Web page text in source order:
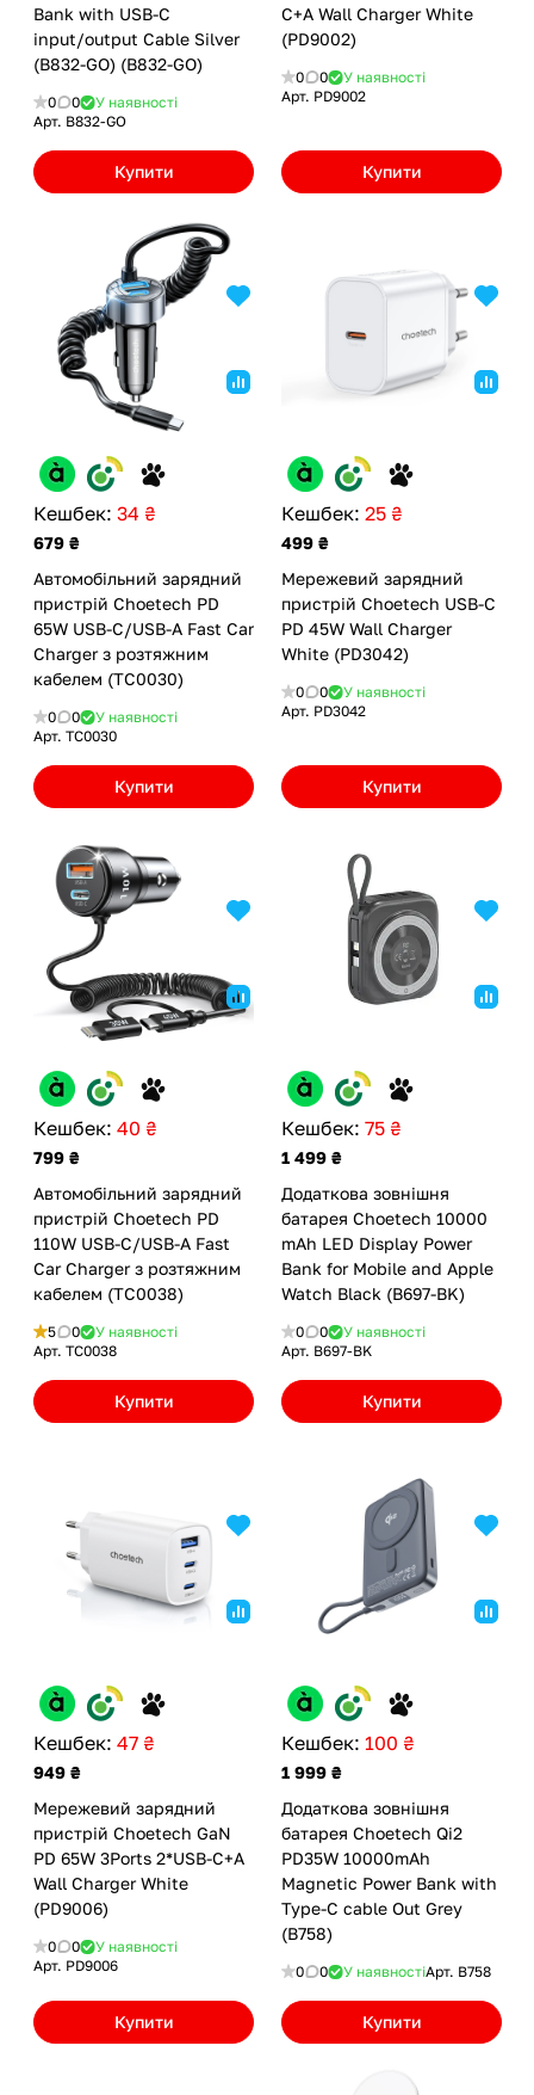
Bank with USB-C
input/output Cable Silver
(B832-GO) (B832-GO)
0 0
У наявності
Арт. B832-GO
Купити
C+A Wall Charger White
(PD9002)
0 0
У наявності
Арт. PD9002
Купити
Кешбек: 34 ₴
679 ₴
Автомобільний зарядний
пристрій Choetech PD
65W USB-C/USB-A Fast Car
Charger з розтяжним
кабелем (TC0030)
0 0
У наявності
Арт. TC0030
Купити
Кешбек: 25 ₴
499 ₴
Мережевий зарядний
пристрій Choetech USB-C
PD 45W Wall Charger
White (PD3042)
0 0
У наявності
Арт. PD3042
Купити
Кешбек: 40 ₴
799 ₴
Автомобільний зарядний
пристрій Choetech PD
110W USB-C/USB-A Fast
Car Charger з розтяжним
кабелем (TC0038)
5 0
У наявності
Арт. TC0038
Купити
Кешбек: 75 ₴
1 499 ₴
Додаткова зовнішня
батарея Choetech 10000
mAh LED Display Power
Bank for Mobile and Apple
Watch Black (B697-BK)
0 0
У наявності
Арт. B697-BK
Купити
Кешбек: 47 ₴
949 ₴
Мережевий зарядний
пристрій Choetech GaN
PD 65W 3Ports 2*USB-C+A
Wall Charger White
(PD9006)
0 0
У наявності
Арт. PD9006
Купити
Кешбек: 100 ₴
1 999 ₴
Додаткова зовнішня
батарея Choetech Qi2
PD35W 10000mAh
Magnetic Power Bank with
Type-C cable Out Grey
(B758)
0 0 У наявностіАрт. B758
Купити